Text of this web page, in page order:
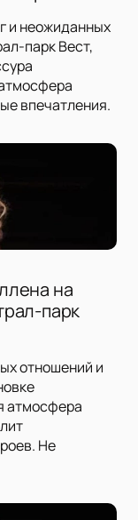
и неожиданных
парк Вест,
впечатления.
на
парк
отношений и
атмосфера
Не